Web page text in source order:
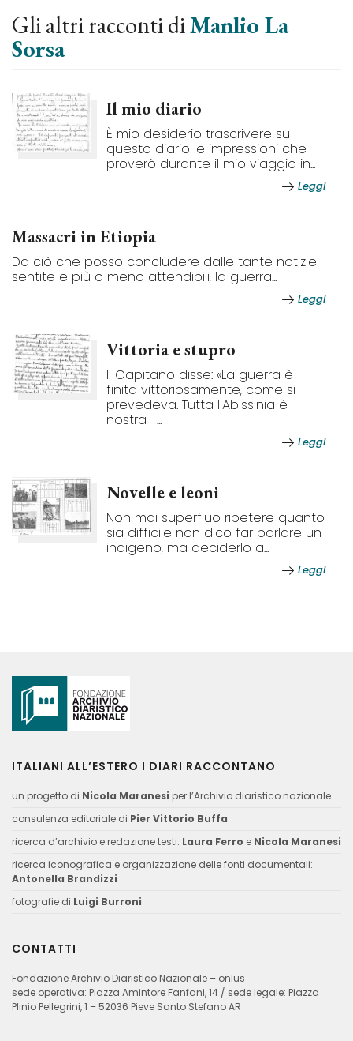
Gli altri racconti diManlio La
Sorsa
Il mio diario
È mio desiderio trascrivere su
questo diario le impressioni che
proverò durante il mio viaggio in...
Leggi
Massacri in Etiopia
Da ciò che posso concludere dalle tante notizie
sentite e più o meno attendibili, la guerra...
Leggi
Vittoria e stupro
Il Capitano disse: «La guerra è
finita vittoriosamente, come si
prevedeva. Tutta l'Abissinia è
nostra -...
Leggi
Novelle e leoni
Non mai superfluo ripetere quanto
sia difficile non dico far parlare un
indigeno, ma deciderlo a...
Leggi
ITALIANI ALL’ESTERO I DIARI RACCONTANO
un progetto di Nicola Maranesi per l’Archivio diaristico nazionale
consulenza editoriale di Pier Vittorio Buffa
ricerca d’archivio e redazione testi: Laura Ferro e Nicola Maranesi
ricerca iconografica e organizzazione delle fonti documentali:
Antonella Brandizzi
fotografie di Luigi Burroni
CONTATTI
Fondazione Archivio Diaristico Nazionale – onlus
sede operativa: Piazza Amintore Fanfani, 14 / sede legale: Piazza
Plinio Pellegrini, 1 – 52036 Pieve Santo Stefano AR